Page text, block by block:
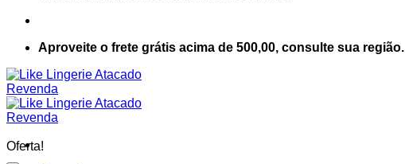
Aproveite o frete grátis acima de 500,00, consulte sua região.
Oferta!